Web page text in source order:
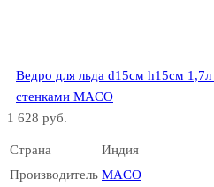
Ведро для льда d15см h15см
стенками MACO
1 628 руб.
Страна
Индия
Производитель MACO